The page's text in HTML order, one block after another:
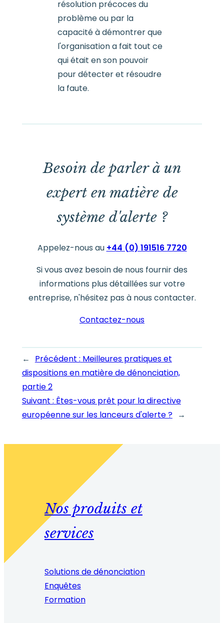
résolution précoces du
problème ou par la
capacité à démontrer que
l'organisation a fait tout ce
qui était en son pouvoir
pour détecter et résoudre
la faute.
Besoin de parler à un
expert en matière de
système d'alerte ?
Appelez-nous au +44 (0) 191516 7720
Si vous avez besoin de nous fournir des
informations plus détaillées sur votre
entreprise, n'hésitez pas à nous contacter.
Contactez-nous
← Précédent : Meilleures pratiques et
dispositions en matière de dénonciation,
partie 2
Suivant : Êtes-vous prêt pour la directive
européenne sur les lanceurs d'alerte ? →
Nos produits et
services
Solutions de dénonciation
Enquêtes
Formation